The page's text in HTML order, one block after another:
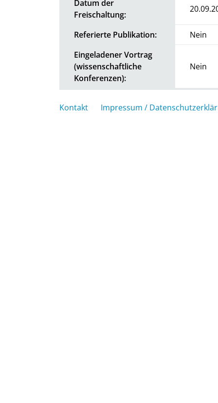
Datum der
Freischaltung:
Referierte Publikation:
Nein
Eingeladener Vortrag
(wissenschaftliche
Konferenzen):
Nein
Kontakt Impressum /